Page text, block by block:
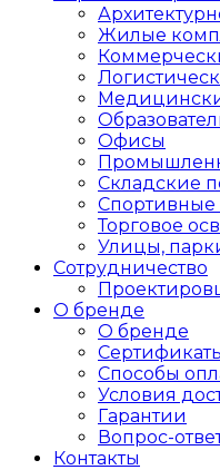
Жилые
Офисы
Складские
Спортивные
Торговое
Улицы,
Сотрудничество
О бренде
О бренде
Способы
Условия
Гарантии
Вопрос-
Контакты